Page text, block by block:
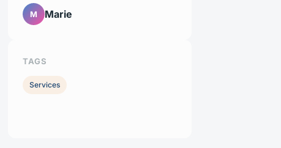
M Marie
TAGS
Services